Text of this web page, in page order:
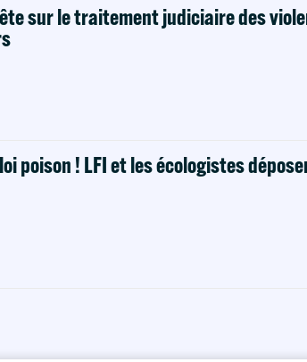
sur le traitement judiciaire des
poison ! LFI et les écologistes